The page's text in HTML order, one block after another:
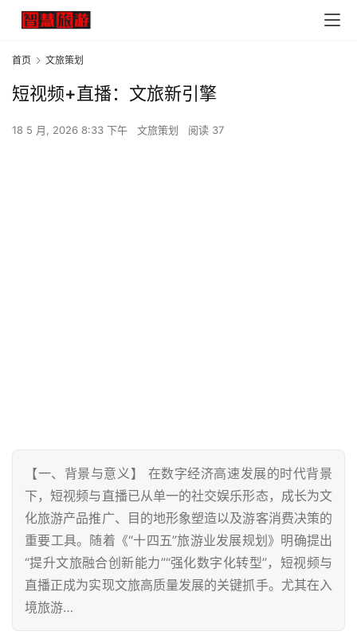
首页 文旅策划
短视频+直播：文旅新引擎
18 5 月, 2026 8:33 下午 文旅策划 阅读 37
【一、背景与意义】 在数字经济高速发展的时代背景
下，短视频与直播已从单一的社交娱乐形态，成长为文
化旅游产品推广、目的地形象塑造以及游客消费决策的
重要工具。随着《“十四五”旅游业发展规划》明确提出
“提升文旅融合创新能力”“强化数字化转型”，短视频与
直播正成为实现文旅高质量发展的关键抓手。尤其在入
境旅游…